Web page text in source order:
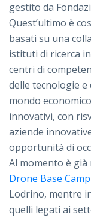
gestito da
Quest’ultimo è
basati su una
istituti di ricerca
centri di
delle tecnologie e
mondo
innovativi, con
aziende
opportunità di
Al momento è
Drone Base Camp
Lodrino, mentre
quelli legati ai